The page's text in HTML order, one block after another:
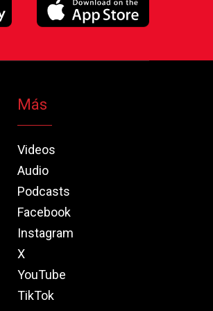
Más
Videos
Audio
Podcasts
Facebook
Instagram
X
YouTube
TikTok